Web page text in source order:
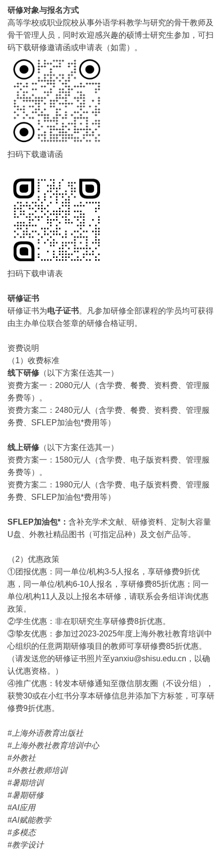
研修对象与报名方式
高等学校或职业院校从事外语学科教学与研究的骨干教师及
骨干管理人员，同时欢迎感兴趣的硕博士研究生参加，可扫
码下载研修邀请函或申请表（如需）。
扫码下载邀请函
扫码下载申请表
研修证书
研修证书为电子证书。凡参加研修全部课程的学员均可获得
由主办单位联合签章的研修合格证明。
资费说明
（1）收费标准
线下研修 （以下方案任选其一）
资费方案一：2080元/人（含学费、餐费、资料费、管理服
务费等）。
资费方案二：2480元/人（含学费、餐费、资料费、管理服
务费、SFLEP加油包*费用等）
线上研修 （以下方案任选其一）
资费方案一：1580元/人（含学费、电子版资料费、管理服
务费等）。
资费方案二：1980元/人（含学费、电子版资料费、管理服
务费、SFLEP加油包*费用等）
SFLEP加油包*： 含补充学术文献、研修资料、定制大容量
U盘、外教社精品图书（可指定品种）及文创产品等。
（2）优惠政策
①团报优惠：同一单位/机构3-5人报名，享研修费9折优
惠，同一单位/机构6-10人报名，享研修费85折优惠；同一
单位/机构11人及以上报名本研修，请联系会务组详询优惠
政策。
②学生优惠：非在职研究生享研修费8折优惠。
③挚友优惠：参加过2023-2025年度上海外教社教育培训中
心组织的任意两期研修项目的教师可享研修费85折优惠。
（请发送您的研修证书照片至yanxiu@shisu.edu.cn，以确
认优惠资格。）
④推广优惠：转发本研修通知至微信朋友圈（不设分组），
获赞30或在小红书分享本研修信息并添加下方标签，可享研
修费9折优惠。
# 上海外语教育出版社
# 上海外教社教育培训中心
#外教社
#外教社教师培训
#暑期培训
#暑期研修
#AI应用
#AI赋能教学
#多模态
#教学设计